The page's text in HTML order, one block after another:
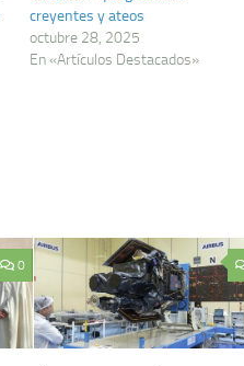
creyentes y ateos
octubre 28, 2025
En «Artículos Destacados»
0